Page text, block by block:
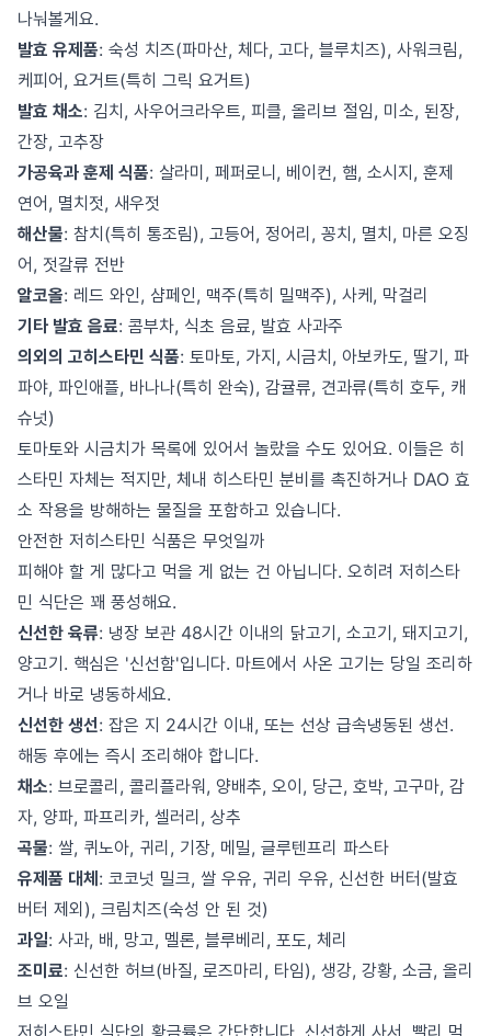
나눠볼게요.
발효 유제품: 숙성 치즈(파마산, 체다, 고다, 블루치즈), 사워크림,
케피어, 요거트(특히 그릭 요거트)
발효 채소: 김치, 사우어크라우트, 피클, 올리브 절임, 미소, 된장,
간장, 고추장
가공육과 훈제 식품: 살라미, 페퍼로니, 베이컨, 햄, 소시지, 훈제
연어, 멸치젓, 새우젓
해산물: 참치(특히 통조림), 고등어, 정어리, 꽁치, 멸치, 마른 오징
어, 젓갈류 전반
알코올: 레드 와인, 샴페인, 맥주(특히 밀맥주), 사케, 막걸리
기타 발효 음료: 콤부차, 식초 음료, 발효 사과주
의외의 고히스타민 식품: 토마토, 가지, 시금치, 아보카도, 딸기, 파
파야, 파인애플, 바나나(특히 완숙), 감귤류, 견과류(특히 호두, 캐
슈넛)
토마토와 시금치가 목록에 있어서 놀랐을 수도 있어요. 이들은 히
스타민 자체는 적지만, 체내 히스타민 분비를 촉진하거나 DAO 효
소 작용을 방해하는 물질을 포함하고 있습니다.
안전한 저히스타민 식품은 무엇일까
피해야 할 게 많다고 먹을 게 없는 건 아닙니다. 오히려 저히스타
민 식단은 꽤 풍성해요.
신선한 육류: 냉장 보관 48시간 이내의 닭고기, 소고기, 돼지고기,
양고기. 핵심은 '신선함'입니다. 마트에서 사온 고기는 당일 조리하
거나 바로 냉동하세요.
신선한 생선: 잡은 지 24시간 이내, 또는 선상 급속냉동된 생선.
해동 후에는 즉시 조리해야 합니다.
채소: 브로콜리, 콜리플라워, 양배추, 오이, 당근, 호박, 고구마, 감
자, 양파, 파프리카, 셀러리, 상추
곡물: 쌀, 퀴노아, 귀리, 기장, 메밀, 글루텐프리 파스타
유제품 대체 : 코코넛 밀크, 쌀 우유, 귀리 우유, 신선한 버터(발효
버터 제외), 크림치즈(숙성 안 된 것)
과일: 사과, 배, 망고, 멜론, 블루베리, 포도, 체리
조미료: 신선한 허브(바질, 로즈마리, 타임), 생강, 강황, 소금, 올리
브 오일
저히스타민 식단의 황금률은 간단합니다. 신선하게 사서, 빨리 먹